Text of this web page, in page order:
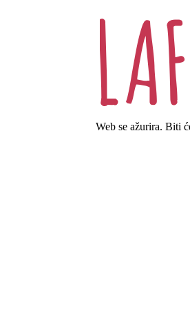
Web se ažurira. Biti